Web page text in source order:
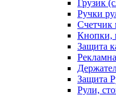
Грузик
Ручки
Счетчик
Кнопки,
Защита
Защита
Рули,